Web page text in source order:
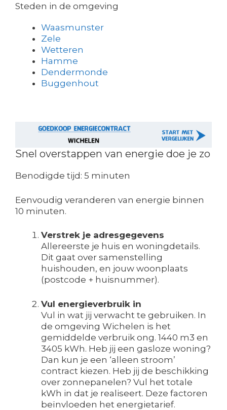
Steden in de omgeving
Waasmunster
Zele
Wetteren
Hamme
Dendermonde
Buggenhout
Snel overstappen van energie doe je zo
Benodigde tijd: 5 minuten
Eenvoudig veranderen van energie binnen
10 minuten.
Verstrek je adresgegevens
Allereerste je huis en woningdetails.
Dit gaat over samenstelling
huishouden, en jouw woonplaats
(postcode + huisnummer).
Vul energieverbruik in
Vul in wat jij verwacht te gebruiken. In
de omgeving Wichelen is het
gemiddelde verbruik ong. 1440 m3 en
3405 kWh. Heb jij een gasloze woning?
Dan kun je een ‘alleen stroom’
contract kiezen. Heb jij de beschikking
over zonnepanelen? Vul het totale
kWh in dat je realiseert. Deze factoren
beïnvloeden het energietarief.